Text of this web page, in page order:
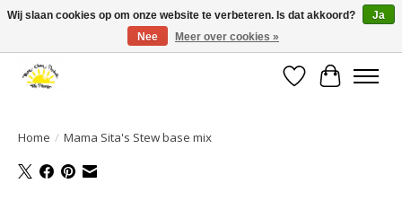
Large selection of products and fast shipping!
Verlanglijst
Home / Mama Sita's Stew base mix
Wij slaan cookies op om onze website te verbeteren. Is dat akkoord?
Ja
Nee
Meer over cookies »